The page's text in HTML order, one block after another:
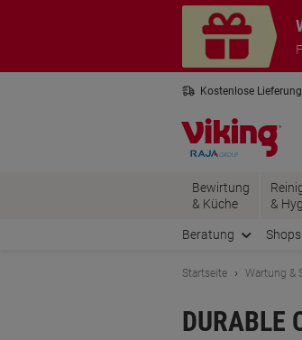
Kostenlose
Bewirtung
& Küche
&
Beratung Shops
Startseite Wartung &